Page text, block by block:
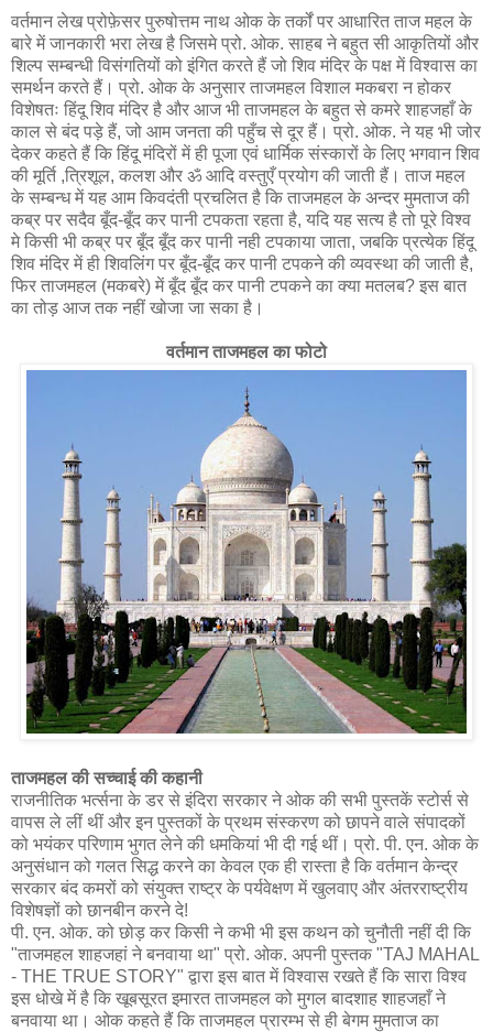
वर्तमान लेख प्रोफ़ेसर पुरुषोत्तम नाथ ओक के तर्कों पर आधारित ताज महल के
बारे में जानकारी भरा लेख है जिसमे प्रो. ओक. साहब ने बहुत सी आकृतियों और
शिल्प सम्बन्धी विसंगतियों को इंगित करते हैं जो शिव मंदिर के पक्ष में विश्वास का
समर्थन करते हैं। प्रो. ओक के अनुसार ताजमहल विशाल मकबरा न होकर
विशेषतः हिंदू शिव मंदिर है और आज भी ताजमहल के बहुत से कमरे शाहजहाँ के
काल से बंद पड़े हैं, जो आम जनता की पहुँच से दूर हैं। प्रो. ओक. ने यह भी जोर
देकर कहते हैं कि हिंदू मंदिरों में ही पूजा एवं धार्मिक संस्कारों के लिए भगवान शिव
की मूर्ति ,त्रिशूल, कलश और ॐ आदि वस्तुएँ प्रयोग की जाती हैं। ताज महल
के सम्बन्ध में यह आम किवदंती प्रचलित है कि ताजमहल के अन्दर मुमताज की
कब्र पर सदैव बूँद-बूँद कर पानी टपकता रहता है, यदि यह सत्य है तो पूरे विश्व
मे किसी भी कब्र पर बूँद बूँद कर पानी नही टपकाया जाता, जबकि प्रत्येक हिंदू
शिव मंदिर में ही शिवलिंग पर बूँद-बूँद कर पानी टपकने की व्यवस्था की जाती है,
फिर ताजमहल (मकबरे) में बूँद बूँद कर पानी टपकने का क्या मतलब? इस बात
का तोड़ आज तक नहीं खोजा जा सका है।
वर्तमान ताजमहल का फोटो
ताजमहल की सच्चाई की कहानी
राजनीतिक भर्त्सना के डर से इंदिरा सरकार ने ओक की सभी पुस्तकें स्टोर्स से
वापस ले लीं थीं और इन पुस्तकों के प्रथम संस्करण को छापने वाले संपादकों
को भयंकर परिणाम भुगत लेने की धमकियां भी दी गई थीं। प्रो. पी. एन. ओक के
अनुसंधान को गलत सिद्ध करने का केवल एक ही रास्ता है कि वर्तमान केन्द्र
सरकार बंद कमरों को संयुक्त राष्ट्र के पर्यवेक्षण में खुलवाए और अंतरराष्ट्रीय
विशेषज्ञों को छानबीन करने दे!
पी. एन. ओक. को छोड़ कर किसी ने कभी भी इस कथन को चुनौती नहीं दी कि
"ताजमहल शाहजहां ने बनवाया था" प्रो. ओक. अपनी पुस्तक "TAJ MAHAL
- THE TRUE STORY" द्वारा इस बात में विश्वास रखते हैं कि सारा विश्व
इस धोखे में है कि खूबसूरत इमारत ताजमहल को मुगल बादशाह शाहजहाँ ने
बनवाया था। ओक कहते हैं कि ताजमहल प्रारम्भ से ही बेगम मुमताज का